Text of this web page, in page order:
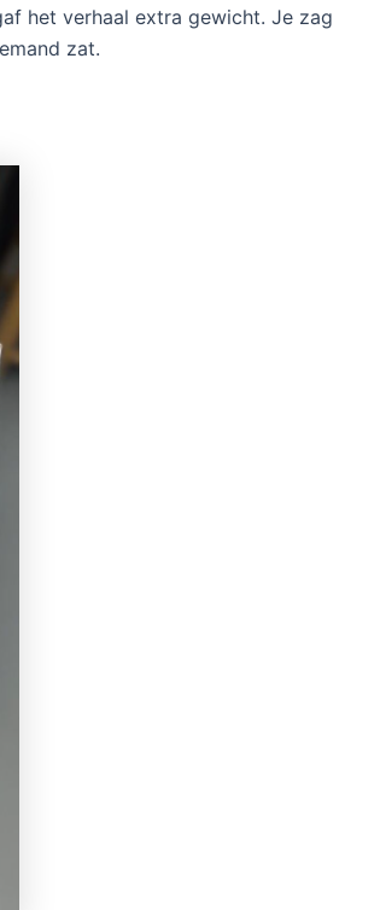
het verhaal extra gewicht. Je zag
zat.